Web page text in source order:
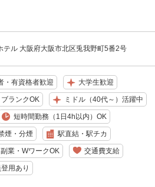
ル 大阪府大阪市北区兎我野町5番2号
・有資格者歓迎 大学生歓迎
ブランクOK ミドル（40代～）活躍中
短時間勤務（1日4h以内）OK
煙・分煙 駅直結・駅チカ
副業・WワークOK 交通費支給
用あり